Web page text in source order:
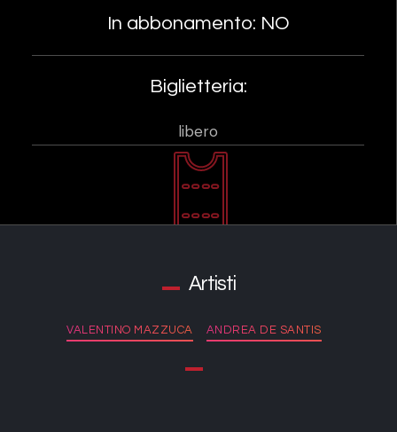
In abbonamento: NO
Biglietteria:
libero
Artisti
VALENTINO MAZZUCA ANDREA DE SANTIS